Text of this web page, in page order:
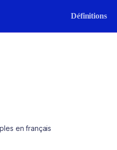
Définitions
en français